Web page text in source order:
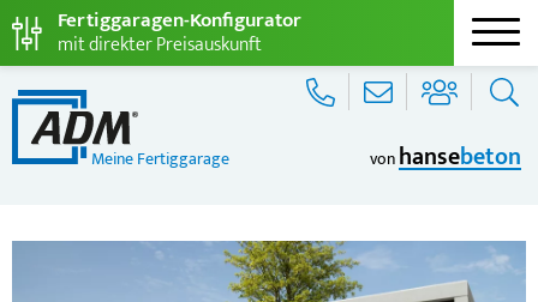
Meine Fertiggarage vonhansebeton
Fertiggaragen-Konfigurator
mit direkter Preisauskunft